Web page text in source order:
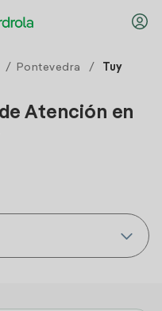
/ Pontevedra / Tuy
Atención en